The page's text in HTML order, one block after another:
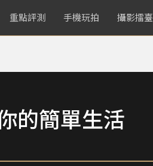
重點評測 手機玩拍 攝影擂臺
的簡單生活